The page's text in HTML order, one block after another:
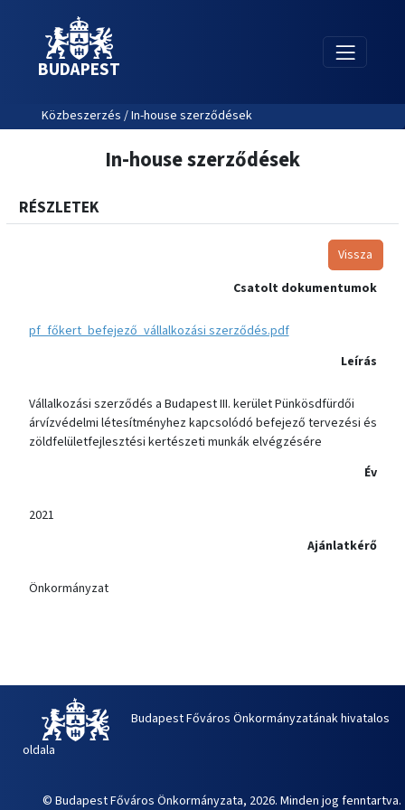
BUDAPEST
Közbeszerzés / In-house szerződések
In-house szerződések
RÉSZLETEK
Vissza
Csatolt dokumentumok
pf_főkert_befejező_vállalkozási szerződés.pdf
Leírás
Vállalkozási szerződés a Budapest III. kerület Pünkösdfürdői
árvízvédelmi létesítményhez kapcsolódó befejező tervezési és
zöldfelületfejlesztési kertészeti munkák elvégzésére
Év
2021
Ajánlatkérő
Önkormányzat
Budapest Főváros Önkormányzatának hivatalos
oldala
© Budapest Főváros Önkormányzata, 2026. Minden jog fenntartva.